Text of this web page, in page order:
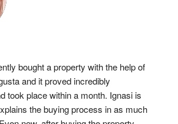
bought a property with the help of
and it proved incredibly
took place within a month. Ignasi is
the buying process in as much